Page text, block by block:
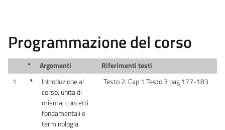
Programmazione del corso
* Argomenti
Riferimenti testi
1
*
Introduzione al
corso, unita di
misura, concetti
fondamentali e
terminologia
Testo 2: Cap 1 Testo 3 pag 177-183